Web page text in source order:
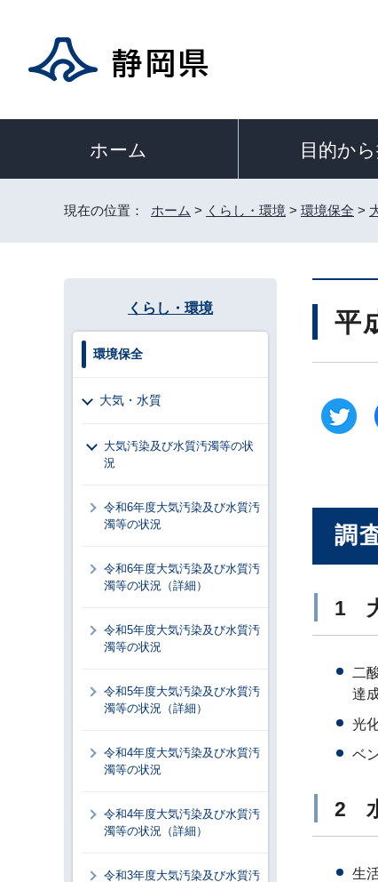
ホーム 目的か
現在の位置： ホーム > くらし・環境 > 環境保全 >
平
調
1
二
達
光
ベ
2
生
くらし・環境
環境保全
大気・水質
大気汚染及び水質汚濁等の状
況
令和6年度大気汚染及び水質汚
濁等の状況
令和6年度大気汚染及び水質汚
濁等の状況（詳細）
令和5年度大気汚染及び水質汚
濁等の状況
令和5年度大気汚染及び水質汚
濁等の状況（詳細）
令和4年度大気汚染及び水質汚
濁等の状況
令和4年度大気汚染及び水質汚
濁等の状況（詳細）
令和3年度大気汚染及び水質汚